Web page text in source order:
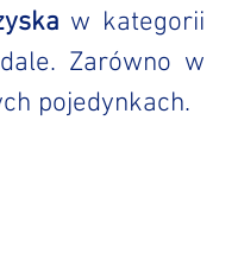
Zarówno w
pojedynkach.